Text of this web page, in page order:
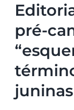
pré-
juninas